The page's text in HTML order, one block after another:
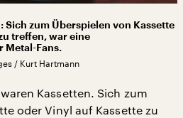
Sich zum Überspielen von Kassette
treffen, war eine
Metal-Fans.
/ Kurt Hartmann
Kassetten. Sich zum
oder Vinyl auf Kassette zu